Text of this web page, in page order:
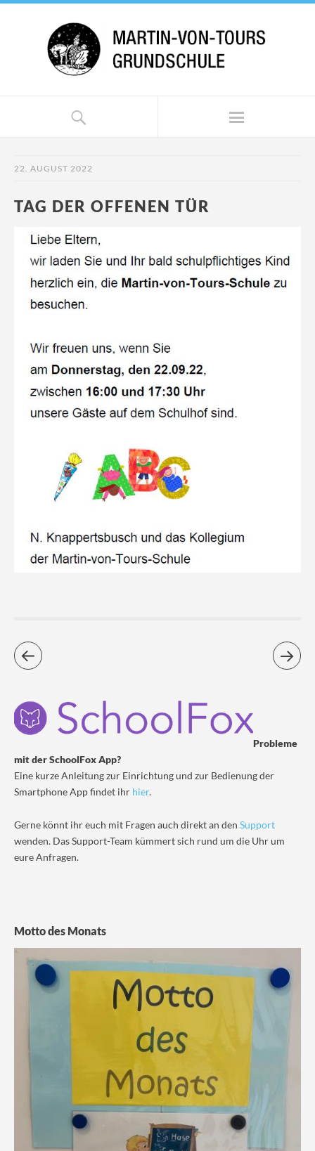
22. AUGUST 2022
TAG DER OFFENEN TÜR
Probleme
mit der SchoolFox App?
Eine kurze Anleitung zur Einrichtung und zur Bedienung der
Smartphone App findet ihr hier.
Gerne könnt ihr euch mit Fragen auch direkt an den Support
wenden. Das Support-Team kümmert sich rund um die Uhr um
eure Anfragen.
Motto des Monats